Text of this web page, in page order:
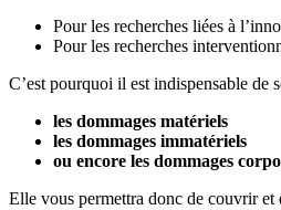
Pour les recherches liées à
Pour les recherches
C’est pourquoi il est indispensable de
les dommages matériels
les dommages immatériels
ou encore les dommages
Elle vous permettra donc de couvrir et